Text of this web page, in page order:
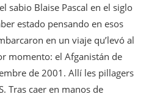
sabio Blaise Pascal en el siglo
estado pensando en esos
en un viaje qu’levó al
momento: el Afganistán de
de 2001. Allí les pillagers
Tras caer en manos de